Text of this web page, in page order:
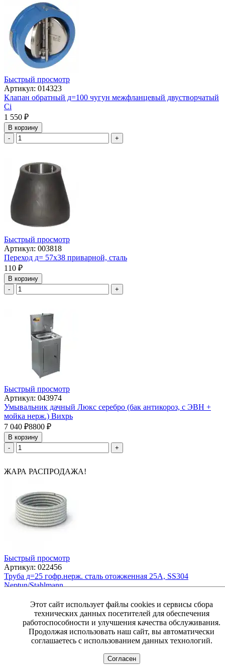
Быстрый просмотр
Артикул: 014323
Клапан обратный д=100 чугун межфланцевый двустворчатый
Ci
1 550 ₽
В корзину
-
+
Быстрый просмотр
Артикул: 003818
Переход д= 57х38 приварной, сталь
110 ₽
В корзину
-
+
Быстрый просмотр
Артикул: 043974
Умывальник дачный Люкс серебро (бак антикороз, с ЭВН +
мойка нерж.) Вихрь
7 040 ₽8800 ₽
В корзину
-
+
ЖАРА РАСПРОДАЖА!
Быстрый просмотр
Артикул: 022456
Труба д=25 гофр.нерж. сталь отожженная 25А, SS304
Neptun/Stahlmann
В корзину
+
Этот сайт использует файлы cookies и сервисы сбора
технических данных посетителей для обеспечения
работоспособности и улучшения качества обслуживания.
Продолжая использовать наш сайт, вы автоматически
соглашаетесь с использованием данных технологий.
Согласен